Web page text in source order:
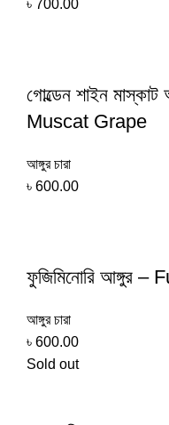
৳ 700.00
গোল্ডেন শাইন
Muscat Grape
আঙ্গুর চারা
৳ 600.00
ফুজিমিনোরি আঙ্গুর
আঙ্গুর চারা
৳ 600.00
Sold out